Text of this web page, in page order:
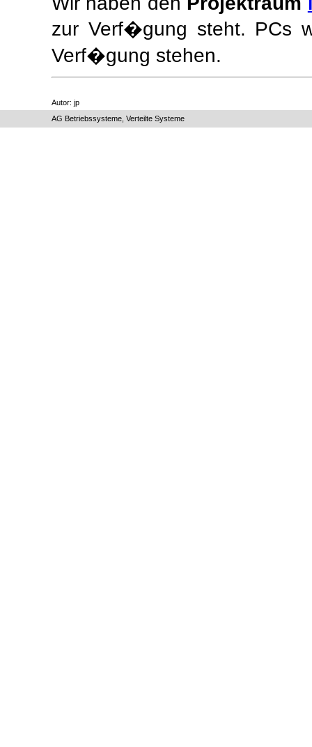
zur Verf�gung steht. PCs
Verf�gung stehen.
Autor: jp
AG Betriebssysteme, Verteilte Systeme